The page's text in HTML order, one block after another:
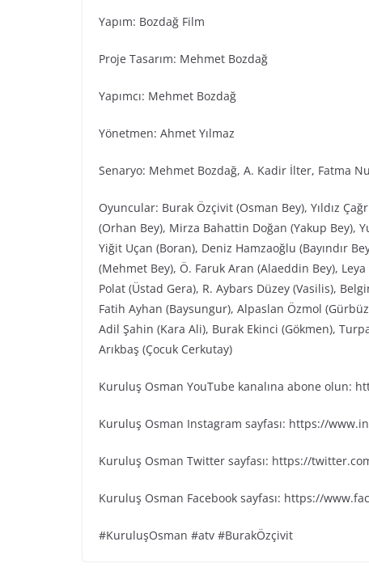
Yapım: Bozdağ Fi̇lm
Proje Tasarım: Mehmet Bozdağ
Yapımcı: Mehmet Bozdağ
Yönetmen: Ahmet Yılmaz
Senaryo: Mehmet Bozdağ, A. Kadir İlter, Fatma
Oyuncular: Burak Özçivit (Osman Bey), Yıldız
(Orhan Bey), Mirza Bahattin Doğan (Yakup Bey),
Yiğit Uçan (Boran), Deniz Hamzaoğlu (Bayındır
(Mehmet Bey), Ö. Faruk Aran (Alaeddin Bey),
Polat (Üstad Gera), R. Aybars Düzey (Vasilis),
Fatih Ayhan (Baysungur), Alpaslan Özmol
Adil Şahin (Kara Ali), Burak Ekinci (Gökmen),
Arıkbaş (Çocuk Cerkutay)
Kuruluş Osman YouTube kanalına abone olun:
Kuruluş Osman Instagram sayfası: https://
Kuruluş Osman Twitter sayfası: https://
Kuruluş Osman Facebook sayfası: https://
#KuruluşOsman #atv #BurakÖzçivit